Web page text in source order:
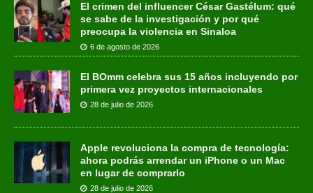
El crimen del influencer César Gastélum: qué
se sabe de la investigación y por qué
preocupa la violencia en Sinaloa
6 de agosto de 2026
El BOmm celebra sus 15 años incluyendo por
primera vez proyectos internacionales
28 de julio de 2026
Apple revoluciona la compra de tecnología:
ahora podrás arrendar un iPhone o un Mac
en lugar de comprarlo
28 de julio de 2026